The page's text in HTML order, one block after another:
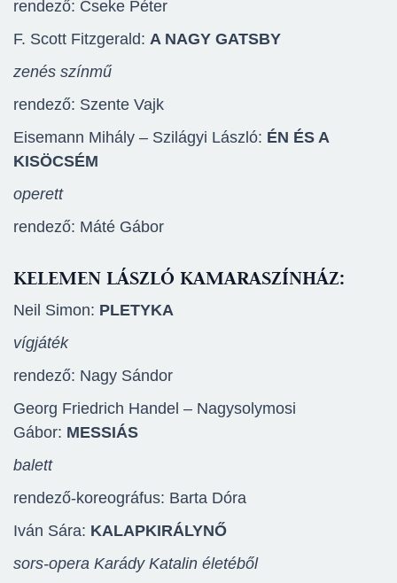
rendező: Cseke Péter
F. Scott Fitzgerald: A NAGY GATSBY
zenés színmű
rendező: Szente Vajk
Eisemann Mihály – Szilágyi László: ÉN ÉS A
KISÖCSÉM
operett
rendező: Máté Gábor
KELEMEN LÁSZLÓ KAMARASZÍNHÁZ:
Neil Simon: PLETYKA
vígjáték
rendező: Nagy Sándor
Georg Friedrich Handel – Nagysolymosi
Gábor: MESSIÁS
balett
rendező-koreográfus: Barta Dóra
Iván Sára: KALAPKIRÁLYNŐ
sors-opera Karády Katalin életéből